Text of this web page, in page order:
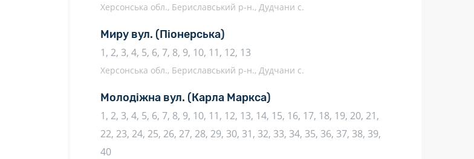
Херсонська обл., Бериславський р-н., Дудчани с.
Миру вул. (Піонерська)
1, 2, 3, 4, 5, 6, 7, 8, 9, 10, 11, 12, 13
Херсонська обл., Бериславський р-н., Дудчани с.
Молодіжна вул. (Карла Маркса)
1, 2, 3, 4, 5, 6, 7, 8, 9, 10, 11, 12, 13, 14, 15, 16, 17, 18, 19, 20, 21,
22, 23, 24, 25, 26, 27, 28, 29, 30, 31, 32, 33, 34, 35, 36, 37, 38, 39,
40